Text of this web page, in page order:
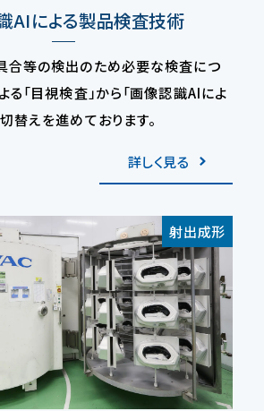
AIによる製品検査技術
合等の検出のため必要な検査につ
る「目視検査」から「画像認識AIによ
替えを進めております。
詳しく見る
射出成形